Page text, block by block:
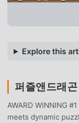
Explore this
퍼즐앤드래
AWARD WINNING
meets dynamic